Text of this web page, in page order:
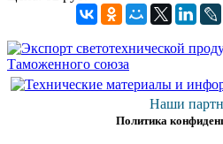
Наши
Политика